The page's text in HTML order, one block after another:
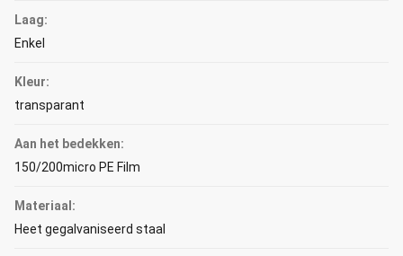
Laag:
Enkel
Kleur:
transparant
Aan het bedekken:
150/200micro PE Film
Materiaal:
Heet gegalvaniseerd staal